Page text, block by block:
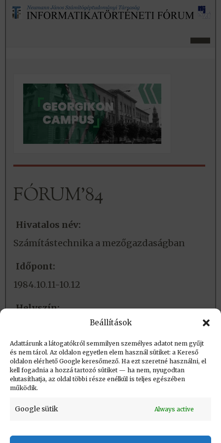
Beállítások
Adattárunk a látogatókról semmilyen személyes adatot nem gyűjt
és nem tárol. Az oldalon egyetlen elem használ sütiket: a Kereső
oldalon elérhető Google keresőmező. Ha ezt szeretné használni, el
kell fogadnia a hozzá tartozó sütiket — ha nem, nyugodtan
elutasíthatja, az oldal többi része enélkül is teljes egészében
működik.
Google sütik Always active
FÓRUM’84
Hivatalos név:
Számítástechnika a mezőgazdaságban
Időpont:
1984.10.11-10.12
Helyszín:
Létrehozva (post_date): 2015.10.14. 16:11
Utolsó módosítás (post_modified): 2022.01.07.
16:38